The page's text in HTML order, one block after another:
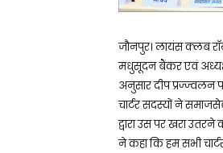
जौनपुर। लायंस क्लब
मधुसूदन बैंकर एवं
अनुसार दीप प्रज्ज्वलन
चार्टर सदस्यों ने
द्वारा उस पर खरा
ने कहा कि हम सभी